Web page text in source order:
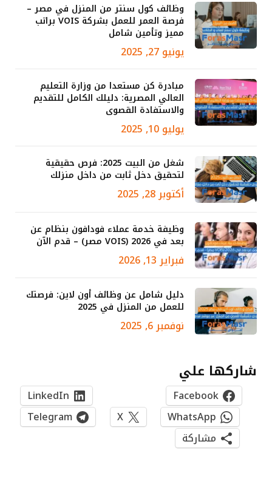
وظائف كول سنتر من المنزل في مصر –
فرصة العمر للعمل بشركة VOIS براتب
مميز وتأمين شامل
يونيو 27, 2025
مبادرة كن مستعدا من وزارة التعليم
العالي المصرية: دليلك الكامل للتقديم
والاستفادة القصوى
يوليو 10, 2025
شغل من البيت 2025: فرص حقيقية
لتحقيق دخل ثابت من داخل منزلك
أكتوبر 28, 2025
وظيفة خدمة عملاء فودافون بنظام عن
بعد في 2026 (VOIS مصر) – قدم الآن
فبراير 13, 2026
دليل شامل عن وظائف أون لاين: فرصتك
للعمل من المنزل في 2025
نوفمبر 6, 2025
شاركها علي
Facebook
LinkedIn
WhatsApp
X
Telegram
مشاركة